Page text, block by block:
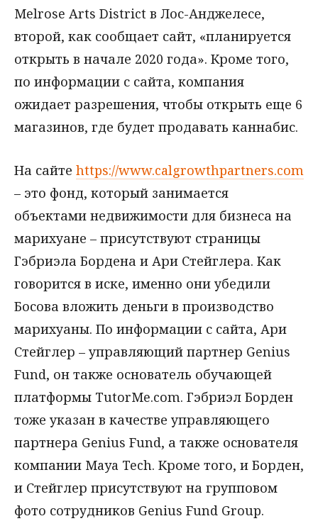
Melrose Arts District в Лос-Анджелесе,
второй, как сообщает сайт, «планируется
открыть в начале 2020 года». Кроме того,
по информации с сайта, компания
ожидает разрешения, чтобы открыть еще 6
магазинов, где будет продавать каннабис.
На сайте https://www.calgrowthpartners.com
– это фонд, который занимается
объектами недвижимости для бизнеса на
марихуане – присутствуют страницы
Гэбриэла Бордена и Ари Стейглера. Как
говорится в иске, именно они убедили
Босова вложить деньги в производство
марихуаны. По информации с сайта, Ари
Стейглер – управляющий партнер Genius
Fund, он также основатель обучающей
платформы TutorMe.com. Гэбриэл Борден
тоже указан в качестве управляющего
партнера Genius Fund, а также основателя
компании Maya Tech. Кроме того, и Борден,
и Стейглер присутствуют на групповом
фото сотрудников Genius Fund Group.